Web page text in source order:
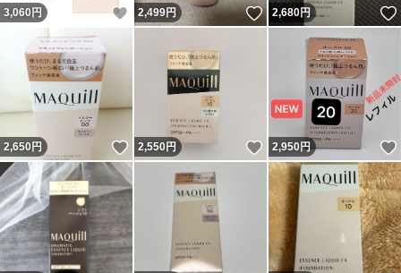
3,060 円 いいね！
2,499円 いいね！
2,680円
2,650円 いいね！
2,550円 いいね！
2,950円